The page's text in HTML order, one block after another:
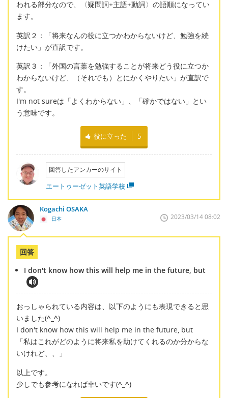
われる部分なので、〈疑問詞+主語+動詞〉の語順になってい
ます。
英訳２：「将来なんの役に立つかわからないけど、勉強を続
けたい」が直訳です。
英訳３：「外国の言葉を勉強することが将来どう役に立つか
わからないけど、（それでも）とにかくやりたい」が直訳で
す。
I'm not sureは「よくわからない」、「確かではない」とい
う意味です。
役に立った 5
回答したアンカーのサイト
エートゥーゼット英語学校
Kogachi OSAKA
日本 2023/03/14 08:02
回答
I don't know how this will help me in the future, but
おっしゃられている内容は、以下のようにも表現できると思
いました(^_^)
I don't know how this will help me in the future, but
「私はこれがどのように将来私を助けてくれるのか分からな
いけれど、、」
以上です。
少しでも参考になれば幸いです(^_^)